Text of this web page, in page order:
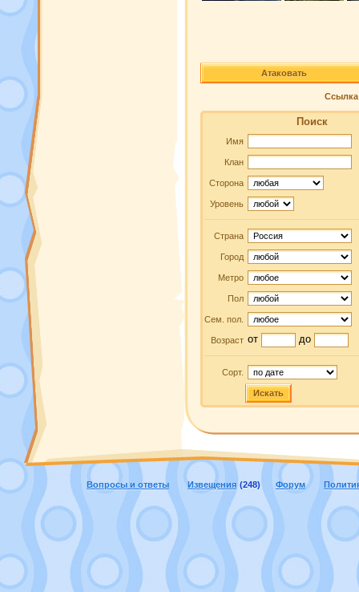
Атаковать
Ссылка
Поиск
Имя
Клан
Сторона
Уровень
Страна
Город
Метро
Пол
Сем. пол.
Возраст от до
Сорт.
Искать
Вопросы и ответы Извещения (248) Форум